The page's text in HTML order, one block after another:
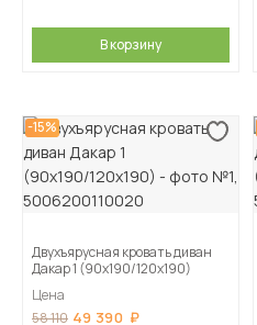
В корзину
-15%
Двухъярусная кровать диван
Дакар 1 (90х190/120х190)
Цена
58 110 49 390